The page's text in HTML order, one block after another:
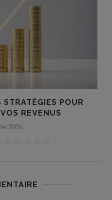
POUR
REVENUS
2026